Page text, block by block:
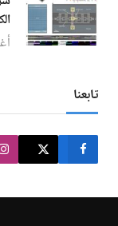
تابعنا